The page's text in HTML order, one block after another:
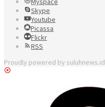
Skype
Youtube
Picassa
Flickr
RSS
Proudly powered by suluhnews.id